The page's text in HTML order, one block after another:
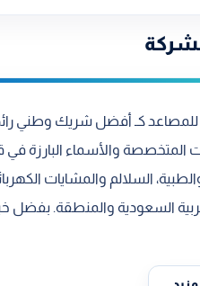
كـ أفضل شريك وطني
المتخصصة والأسماء البارزة
السلالم والمشايات
السعودية والمنطقة. بفضل